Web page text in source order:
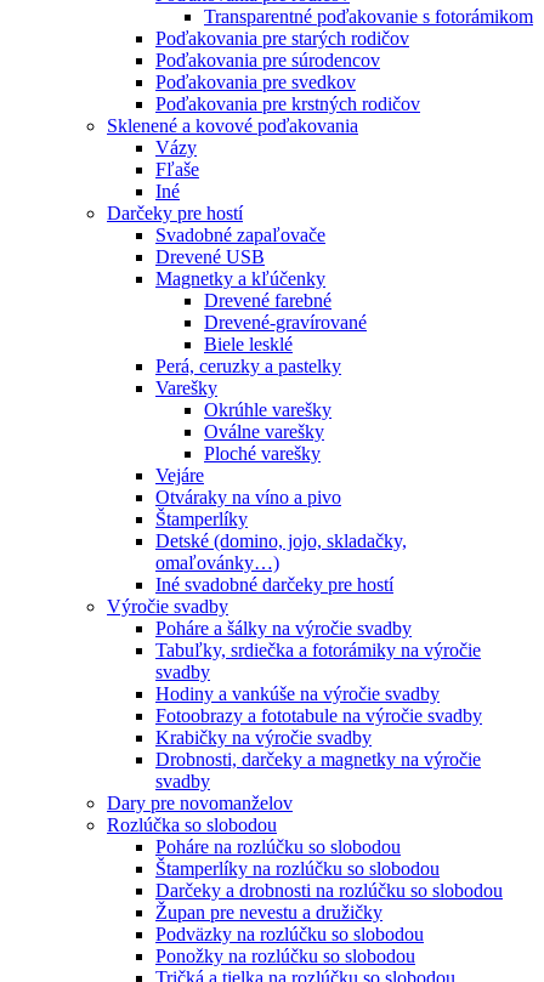
Transparentné poďakovanie s fotorámikom
Poďakovania pre starých rodičov
Poďakovania pre súrodencov
Poďakovania pre svedkov
Poďakovania pre krstných rodičov
Sklenené a kovové poďakovania
Vázy
Fľaše
Iné
Darčeky pre hostí
Svadobné zapaľovače
Drevené USB
Magnetky a kľúčenky
Drevené farebné
Drevené-gravírované
Biele lesklé
Perá, ceruzky a pastelky
Varešky
Okrúhle varešky
Oválne varešky
Ploché varešky
Vejáre
Otváraky na víno a pivo
Štamperlíky
Detské (domino, jojo, skladačky,
omaľovánky…)
Iné svadobné darčeky pre hostí
Výročie svadby
Poháre a šálky na výročie svadby
Tabuľky, srdiečka a fotorámiky na výročie
svadby
Hodiny a vankúše na výročie svadby
Fotoobrazy a fototabule na výročie svadby
Krabičky na výročie svadby
Drobnosti, darčeky a magnetky na výročie
svadby
Dary pre novomanželov
Rozlúčka so slobodou
Poháre na rozlúčku so slobodou
Štamperlíky na rozlúčku so slobodou
Darčeky a drobnosti na rozlúčku so slobodou
Župan pre nevestu a družičky
Podväzky na rozlúčku so slobodou
Ponožky na rozlúčku so slobodou
Tričká a tielka na rozlúčku so slobodou